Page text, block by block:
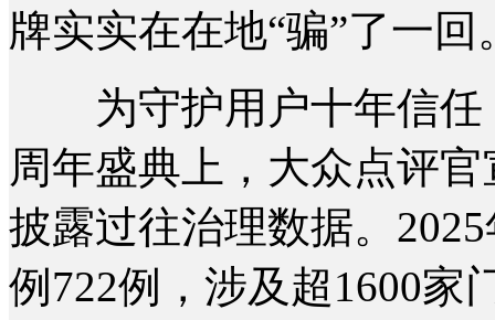
牌实实在在地“骗”了一回
为守护用户十年信任
周年盛典上，大众点评
披露过往治理数据。
例722例，涉及超1600家